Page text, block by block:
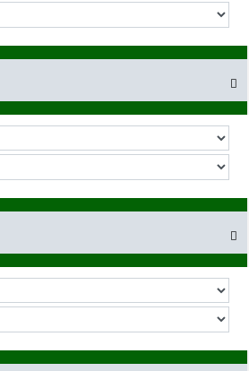

